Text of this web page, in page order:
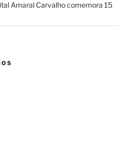
Amaral Carvalho comemora 15